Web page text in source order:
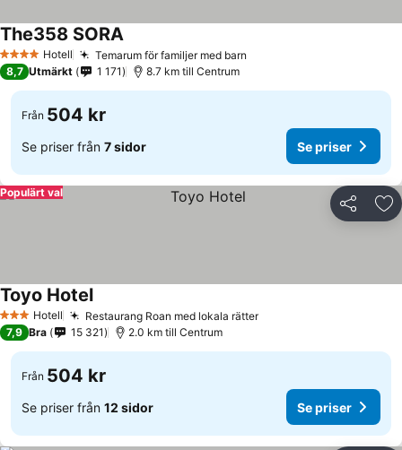
4 StjärnorHotell Temarum för familjer med barn
The358 SORA
8,7 Utmärkt 1 171 8.7 km till Centrum
Från 504 kr
Se priser från 7 sidor Se priser
Dela
Populärt val
3 StjärnorHotell Restaurang Roan med lokala rätter
Toyo Hotel
7,9 Bra 15 321 2.0 km till Centrum
Från 504 kr
Se priser från 12 sidor Se priser